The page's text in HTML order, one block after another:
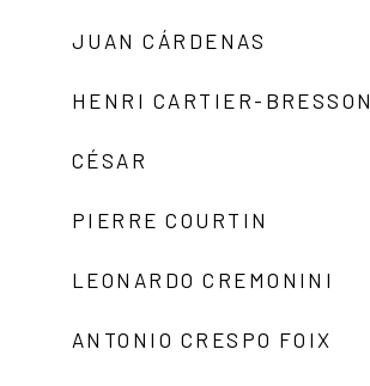
JUAN CÁRDENAS
HENRI CARTIER-BRESSON
CÉSAR
PIERRE COURTIN
LEONARDO CREMONINI
ANTONIO CRESPO FOIX